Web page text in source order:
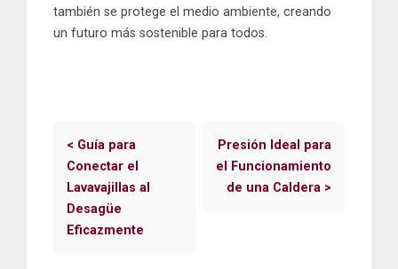
también se protege el medio ambiente, creando
un futuro más sostenible para todos.
< Guía para
Conectar el
Lavavajillas al
Desagüe
Eficazmente
Presión Ideal para
el Funcionamiento
de una Caldera >